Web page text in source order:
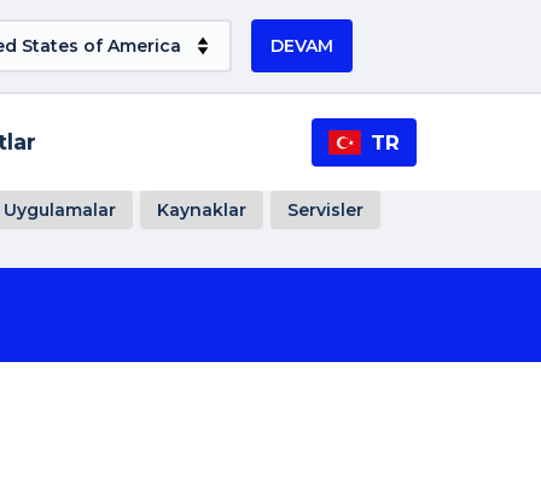
DEVAM
TR
Uygulamalar Kaynaklar Servisler